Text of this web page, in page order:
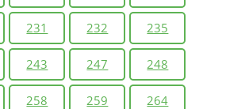
231 232 235
243 247 248
258 259 264